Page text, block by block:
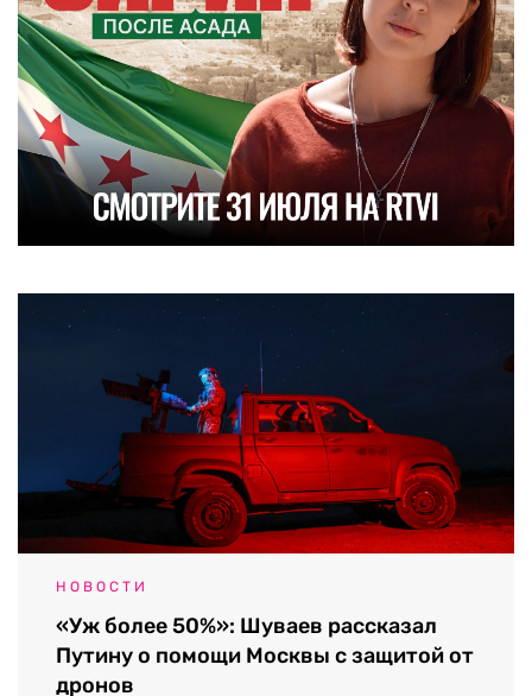
НОВОСТИ
«Уж более 50%»: Шуваев рассказал
Путину о помощи Москвы с защитой от
дронов